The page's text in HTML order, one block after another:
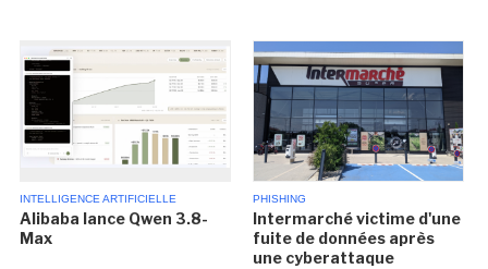
INTELLIGENCE ARTIFICIELLE
Alibaba lance Qwen 3.8-
Max
PHISHING
Intermarché victime d'une
fuite de données après
une cyberattaque